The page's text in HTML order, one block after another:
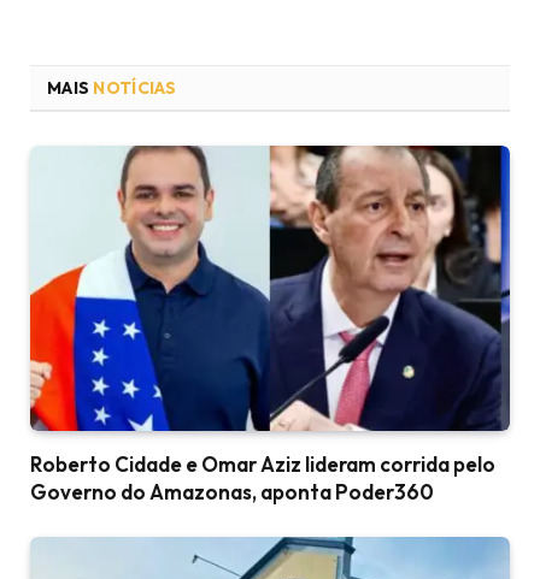
MAIS NOTÍCIAS
Roberto Cidade e Omar Aziz lideram corrida pelo
Governo do Amazonas, aponta Poder360